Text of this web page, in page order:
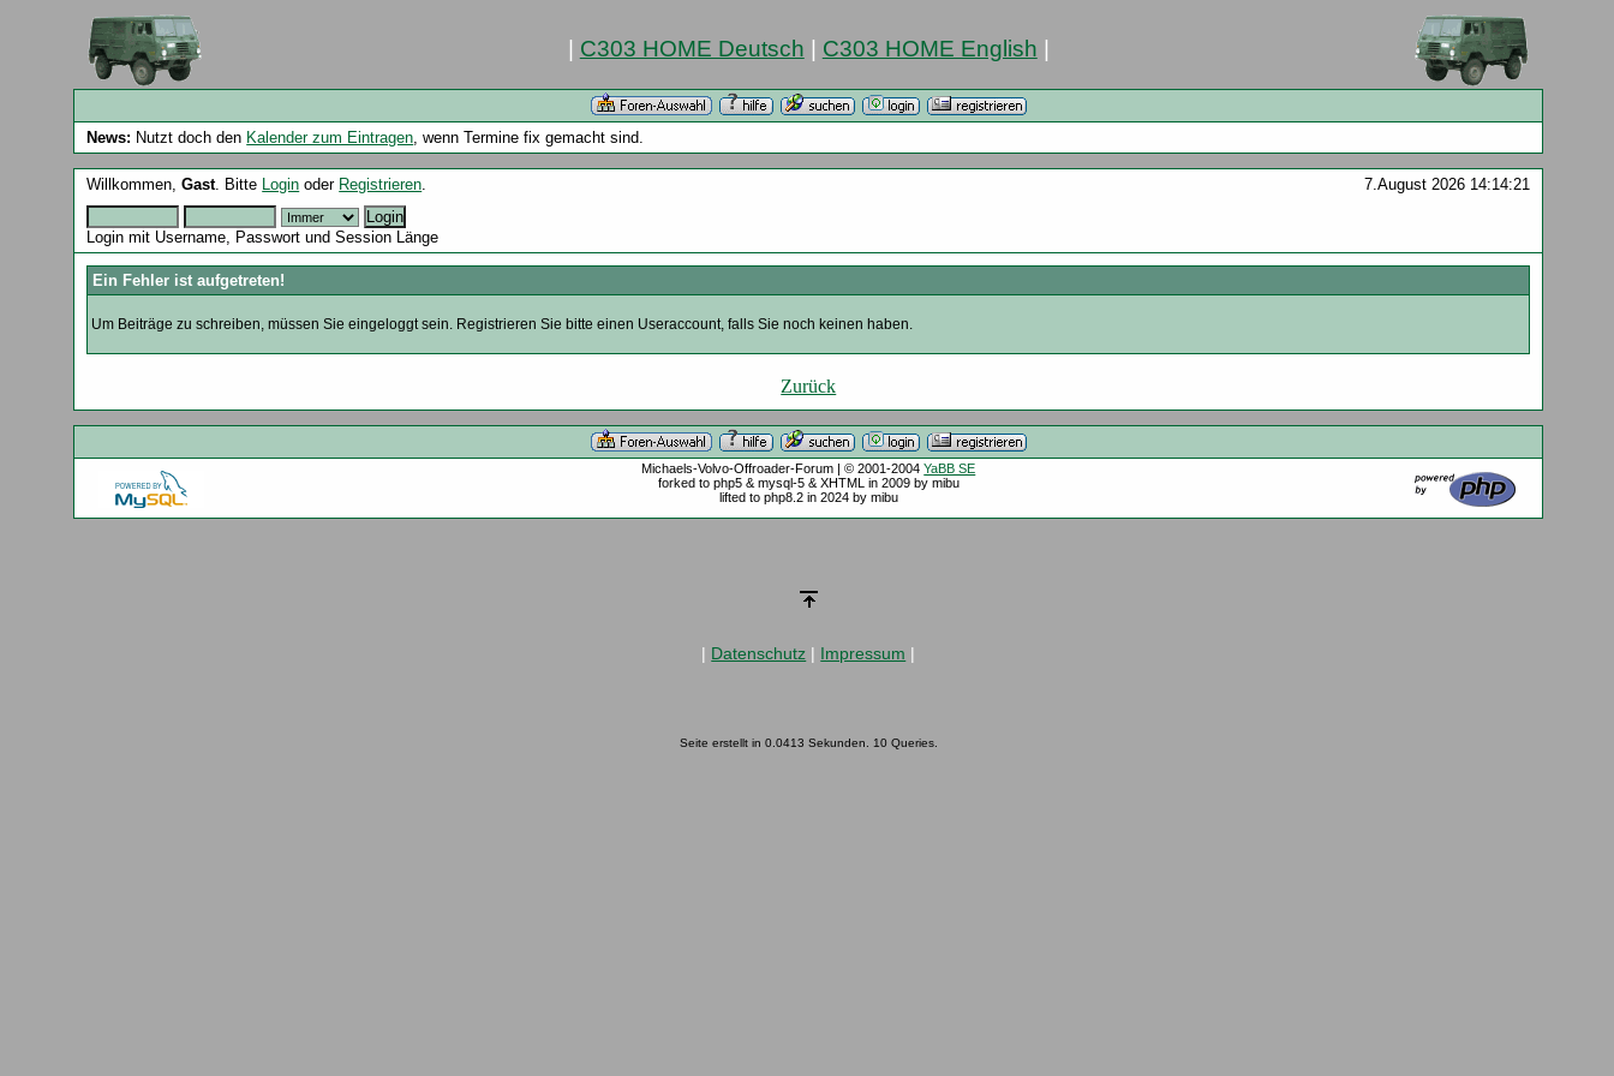
C303 HOME Deutsch C303 HOME English
News: Nutzt doch den Kalender zum Eintragen, wenn Termine fix gemacht sind.
Willkommen,Gast. Bitte Login oder Registrieren. 7.August 2026 14:14:21
Login mit Username, Passwort und Session Länge
Ein Fehler ist aufgetreten!
Um Beiträge zu schreiben, müssen Sie eingeloggt sein. Registrieren Sie bitte einen Useraccount, falls Sie noch keinen haben.
Zurück
Michaels-Volvo-Offroader-Forum | © 2001-2004YaBB SE
forked to php5 & mysql-5 & XHTML in 2009 by mibu
lifted to php8.2 in 2024 by mibu
| Datenschutz | Impressum |
Seite erstellt in 0.0413 Sekunden. 10 Queries.